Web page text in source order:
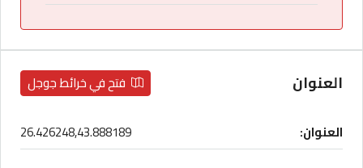
العنوان فتح في خرائط جوجل
العنوان: 26.426248,43.888189